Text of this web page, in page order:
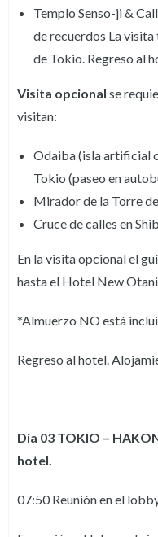
Templo Senso-ji &
de recuerdos La
de Tokio. Regreso al
Visita opcional se
visitan:
Odaiba (isla artificial
Tokio (paseo en
Mirador de la Torre
Cruce de calles en
En la visita opcional el
hasta el Hotel New
*Almuerzo NO está
Regreso al hotel.
Dia 03 TOKIO –
hotel.
07:50 Reunión en el